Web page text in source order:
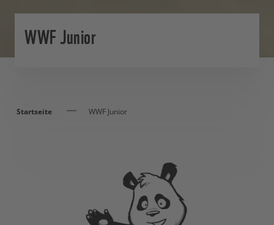
WWF Junior
Startseite WWF Junior